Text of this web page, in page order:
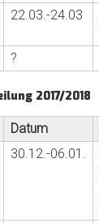
22.03.-24.03
?
2017/2018
Datum
30.12.-06.01.